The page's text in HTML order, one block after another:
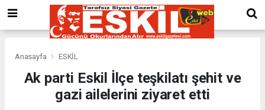
Anasayfa ESKİL
Ak parti Eskil İlçe teşkilatı şehit ve
gazi ailelerini ziyaret etti